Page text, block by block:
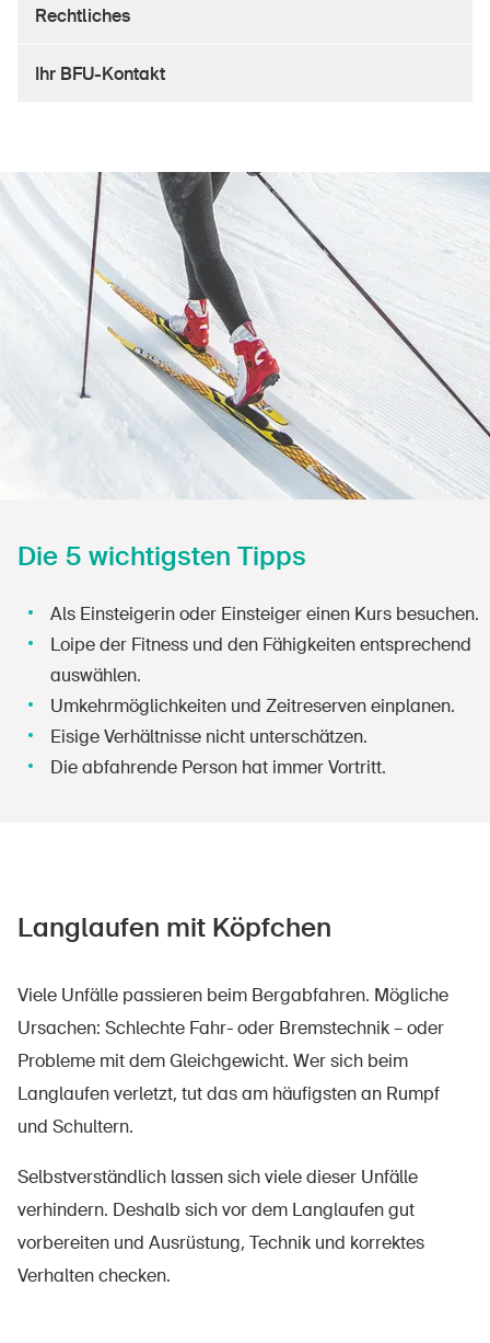
Sichere Produkte
Rechtliches
Ihr BFU-Kontakt
Die 5 wichtigsten Tipps
Als Einsteigerin oder Einsteiger einen Kurs besuchen.
Loipe der Fitness und den Fähigkeiten entsprechend
auswählen.
Umkehrmöglichkeiten und Zeitreserven einplanen.
Eisige Verhältnisse nicht unterschätzen.
Die abfahrende Person hat immer Vortritt.
Langlaufen mit Köpfchen
Viele Unfälle passieren beim Bergabfahren. Mögliche
Ursachen: Schlechte Fahr- oder Bremstechnik – oder
Probleme mit dem Gleichgewicht. Wer sich beim
Langlaufen verletzt, tut das am häufigsten an Rumpf
und Schultern.
Selbstverständlich lassen sich viele dieser Unfälle
verhindern. Deshalb sich vor dem Langlaufen gut
vorbereiten und Ausrüstung, Technik und korrektes
Verhalten checken.